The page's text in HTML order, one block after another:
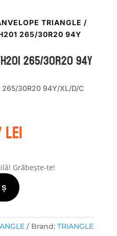
TRIANGLE /
265/30R20 94Y
265/30R20 94Y
265/30R20 94Y/XL/D/C
lei.
leiPrețul
curent
394.77 lei.
Grăbește-te!
Brand: TRIANGLE